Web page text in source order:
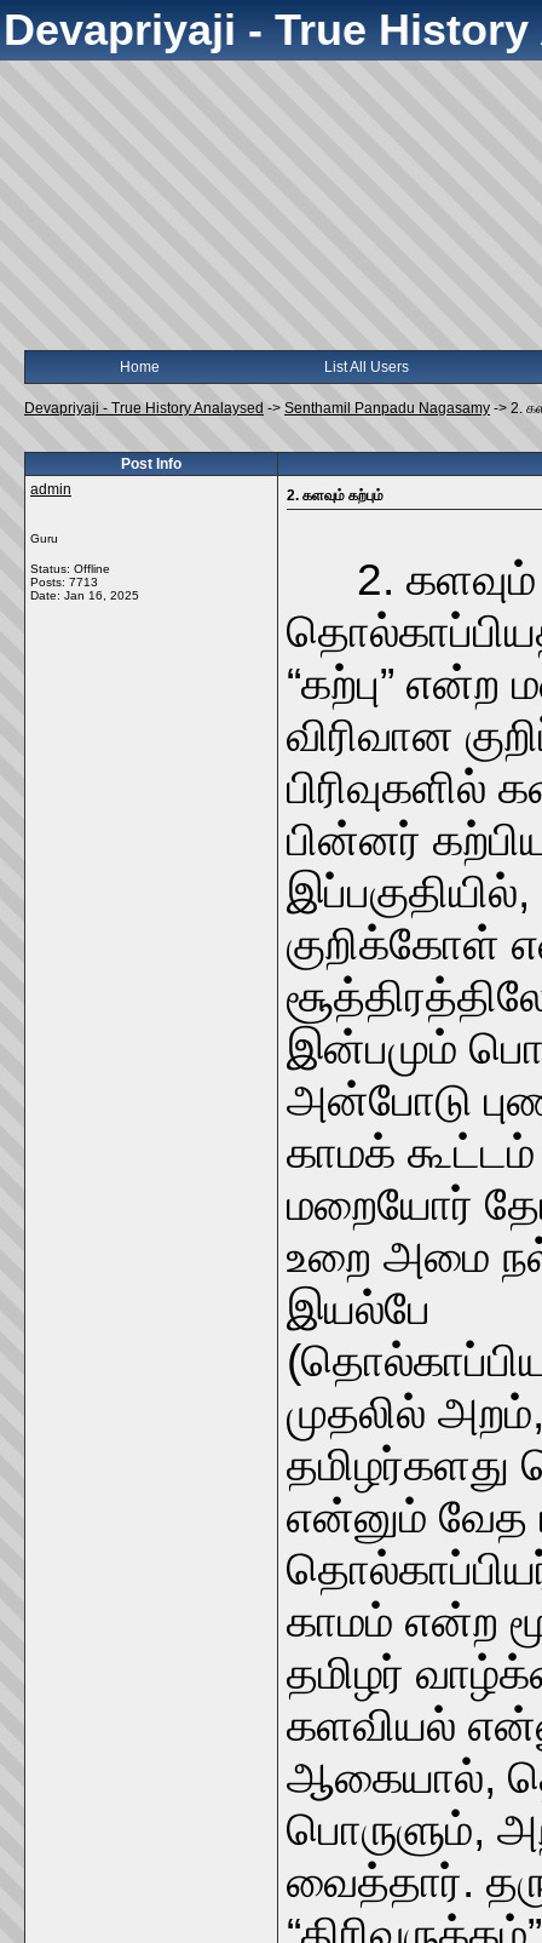
Devapriyaji - True
Home List All Users
Devapriyaji - True History Analaysed -> Senthamil Panpadu Nagasamy -> 2.
Post Info
admin
Guru
Status: Offline
Posts: 7713
Date: Jan 16, 2025
2. களவும் கற்பும்
2. களவும்
“கற்பு”
விரிவான
பின்னர்
குறிக்கோள்
இன்பமும்
அன்போடு
காமக்
மறையோர்
உறை அமை
இயல்பே
முதலில்
என்னும் வேத
காமம் என்ற
தமிழர்
களவியல்
ஆகையால்,
பொருளும்,
வைத்தார்.